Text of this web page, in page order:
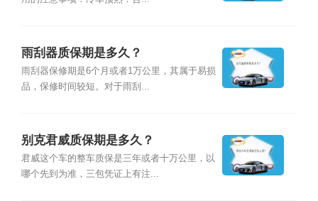
雨刮器质保期是多久？
雨刮器保修期是6个月或者1万公里，其属于易损
品，保修时间较短。对于雨刮...
别克君威质保期是多久？
君威这个车的整车质保是三年或者十万公里，以
哪个先到为准，三包凭证上有注...